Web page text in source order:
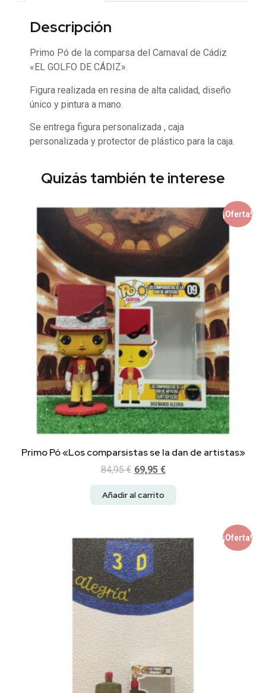
Descripción
Primo Pó de la comparsa del Carnaval de Cádiz
«EL GOLFO DE CÁDIZ».
Figura realizada en resina de alta calidad, diseño
único y pintura a mano.
Se entrega figura personalizada , caja
personalizada y protector de plástico para la caja.
Quizás también te interese
¡Oferta!
Primo Pó «Los comparsistas se la dan de artistas»
84,95€ 69,95 €
Añadir al carrito
¡Oferta!